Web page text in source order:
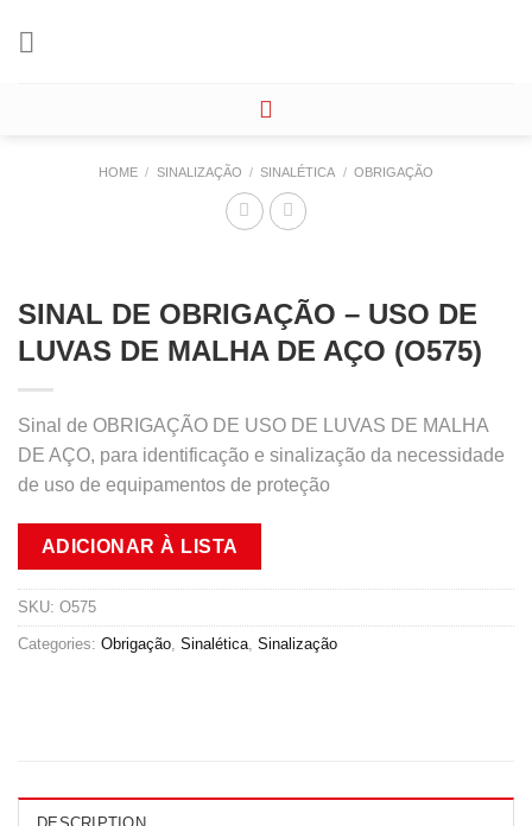
HOME / SINALIZAÇÃO / SINALÉTICA / OBRIGAÇÃO
SINAL DE OBRIGAÇÃO – USO DE
LUVAS DE MALHA DE AÇO (O575)
Sinal de OBRIGAÇÃO DE USO DE LUVAS DE MALHA
DE AÇO, para identificação e sinalização da necessidade
de uso de equipamentos de proteção
ADICIONAR À LISTA
SKU: O575
Categories: Obrigação Sinalética Sinalização